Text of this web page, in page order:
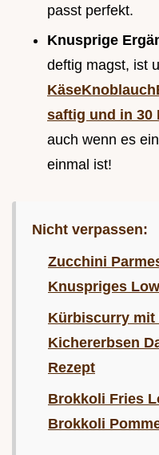
passt perfekt.
Knusprige
deftig magst, ist
saftig und in 30
auch wenn es
einmal ist!
Nicht verpassen:
Zucchini
Knuspriges
Kürbiscurry mit
Kichererbsen
Rezept
Brokkoli Fries
Brokkoli